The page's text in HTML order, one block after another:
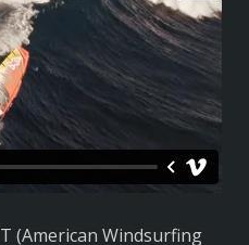
(American Windsurfing